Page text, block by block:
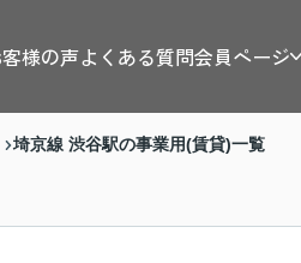
様の声よくある質問会員ページ
埼京線 渋谷駅の事業用(賃貸)一覧